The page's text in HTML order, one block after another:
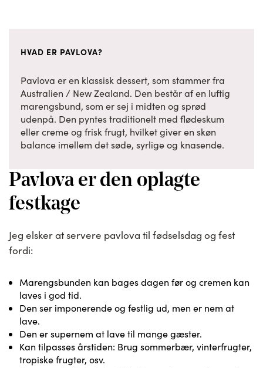
HVAD ER PAVLOVA?
Pavlova er en klassisk dessert, som stammer fra
Australien / New Zealand. Den består af en luftig
marengsbund, som er sej i midten og sprød
udenpå. Den pyntes traditionelt med flødeskum
eller creme og frisk frugt, hvilket giver en skøn
balance imellem det søde, syrlige og knasende.
Pavlova er den oplagte
festkage
Jeg elsker at servere pavlova til fødselsdag og fest
fordi:
Marengsbunden kan bages dagen før og cremen kan
laves i god tid.
Den ser imponerende og festlig ud, men er nem at
lave.
Den er supernem at lave til mange gæster.
Kan tilpasses årstiden: Brug sommerbær, vinterfrugter,
tropiske frugter, osv.